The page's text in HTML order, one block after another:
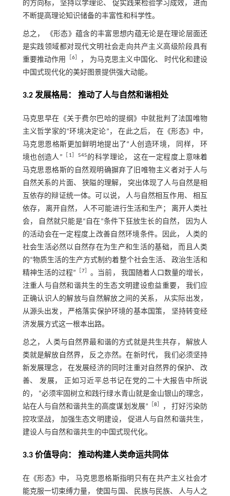
的方向标， 坚持以学理论、 促实践来检验学习成效， 进而
不断提高理论知识储备的丰富性和科学性。
总之， 《形态》蕴含的丰富思想内蕴无论是在理论层面还
是实践领域都对现代文明社会走向共产主义高级阶段具有
重要推动作用
6］
， 为马克思主义中国化、 时代化和建设
中国式现代化的美好图景提供强大动能。
3.2 发展格局： 推动了人与自然和谐相处
马克思早在《关于费尔巴哈的提纲》中就批判了法国唯物
主义哲学家的“环境决定论”， 在此之后， 在《形态》中，
马克思恩格斯更加鲜明地提出了“人创造环境， 同样， 环
境也创造人”
1 ］545 的科学理论， 这在一定程度上意味着
马克思恩格斯的自然观明确摒弃了旧唯物主义者对于人与
自然关系的片面、 狭隘的理解， 突出体现了人与自然是相
互依存的辩证统一体。可以说， 人与自然相互作用、 相互
依存， 离开自然， 人不可能进行生活和生产； 离开人类社
会， 自然就只能是“自在”条件下狂放生长的自然， 因为人
的活动会在一定程度上改善自然环境条件。因此， 人类的
社会生活必然以自然存在为生产和生活的基础， 而且人类
的“物质生活的生产方式制约着整个社会生活、 政治生活和
精神生活的过程” ［7
。当前， 我国随着人口数量的增长，
注重人与自然和谐共生的生态文明建设愈益重要， 我们应
正确认识人的解放与自然解放之间的关系， 从实际出发，
从源头出发， 严格落实保护环境的基本国策， 坚持转变经
济发展方式这一根本出路。
总之， 人类与自然界最和谐的方式就是共生共存， 解放人
类就是解放自然界， 反之亦然。在新时代， 我们必须坚持
新发展理念， 在发展经济的同时注重对自然界的保护、 改
善、 发展， 正如习近平总书记在党的二十大报告中所说
的， “必须牢固树立和践行绿水青山就是金山银山的理念，
站在人与自然和谐共生的高度谋划发展”
8
， 打好污染防
控攻坚战， 加强生态文明建设， 促进人与自然和谐共生，
建设人与自然和谐共生的中国式现代化。
3.3 价值导向： 推动构建人类命运共同体
在《形态》中， 马克思恩格斯指明只有在共产主义社会才
能克服一切束缚力量， 使国与国、 民族与民族、 人与人之